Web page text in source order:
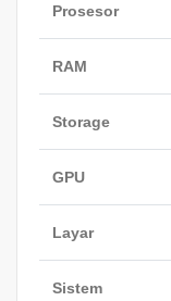
Prosesor
RAM
Storage
GPU
Layar
Sistem